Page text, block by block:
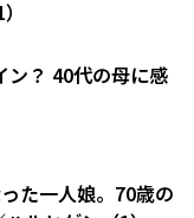
ン？ 40代の母に感
た一人娘。70歳の